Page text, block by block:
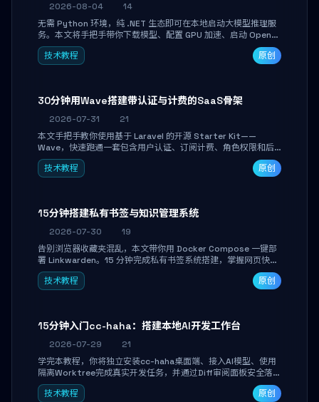
2026-08-04
14
无需 Python 环境，纯 .NET 生态即可在本地启动大模型推理服
务。本文将手把手带你下载模型、配置 GPU 加速、启动 OpenAI
兼容 API，并在 C# 业务代码中无缝调用。数据不出网，零门槛
搞定本地 LLM 部署。
技术教程 原创
30分钟用Wave搭建带认证与计费的SaaS骨架
2026-07-31
21
本文手把手教你使用基于 Laravel 的开源 Starter Kit——
Wave，快速跑通一套包含用户认证、订阅计费、角色权限和后
台管理的完整 SaaS 骨架。附带 Stripe 测试支付对接与自定义
业务页面开发实战，助你省去重复基建时间，将精力聚焦于核心
技术教程 原创
15分钟搭建私有书签与知识管理系统
2026-07-30
19
告别浏览器收藏夹混乱，本文带你用 Docker Compose 一键部
署 Linkwarden。15 分钟完成私有书签系统搭建，掌握网页快照
归档、高亮批注、分类管理与全文搜索。适合开发者与知识工作
者打造个人知识库，资料统一归档，随时检索。
技术教程 原创
15分钟入门cc-haha：搭建本地AI开发工作台
2026-07-29
21
学完本教程，你将独立安装cc-haha桌面端、接入AI模型、使用
隔离Worktree完成真实开发任务，并通过Diff审阅面板安全落地
AI代码改写。告别终端黑盒操作，让AI在沙箱环境中工作，你只
做审阅和决策。
技术教程 原创